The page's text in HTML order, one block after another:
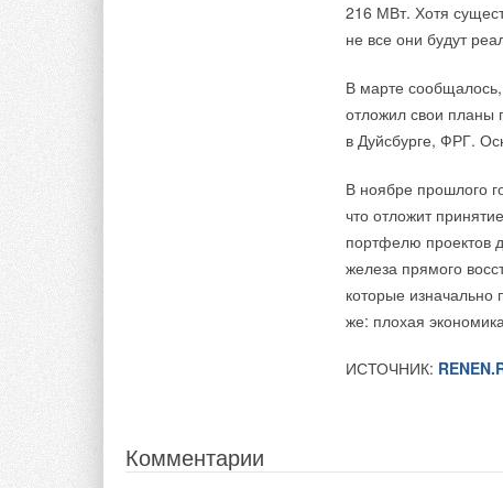
216 МВт. Хотя
не все они будут
В марте
отложил свои планы
в Дуйсбурге, ФРГ.
В ноябре прошлого
что отложит
портфелю проектов
железа прямого
которые изначально
же: плохая
ИСТОЧНИК:
Комментарии